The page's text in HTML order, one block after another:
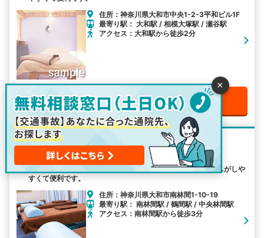
住所：神奈川県大和市中央1-2-3平和ビル1F
最寄り駅： 大和駅 / 相模大塚駅 / 瀬谷駅
アクセス：大和駅から徒歩2分
電話で無料予約をする
大原接骨院
南林間駅から3分の距離に位置している大原接骨院はアクセスがしや
すくて便利です。
住所：神奈川県大和市南林間1-10-19
最寄り駅： 南林間駅 / 鶴間駅 / 中央林間駅
アクセス：南林間駅から徒歩3分
×